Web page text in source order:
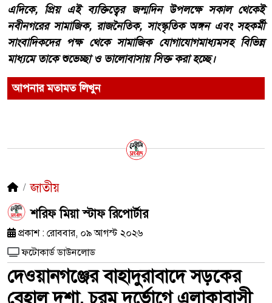
​এদিকে, প্রিয় এই ব্যক্তিত্বের জন্মদিন উপলক্ষে সকাল থেকেই
নবীনগরের সামাজিক, রাজনৈতিক, সাংস্কৃতিক অঙ্গন এবং সহকর্মী
সাংবাদিকদের পক্ষ থেকে সামাজিক যোগাযোগমাধ্যমসহ বিভিন্ন
মাধ্যমে তাকে শুভেচ্ছা ও ভালোবাসায় সিক্ত করা হচ্ছে।
আপনার মতামত লিখুন
জাতীয়
শরিফ মিয়া স্টাফ রিপোর্টার
প্রকাশ : রোববার, ০৯ আগস্ট ২০২৬
ফটোকার্ড ডাউনলোড
দেওয়ানগঞ্জের বাহাদুরাবাদে সড়কের